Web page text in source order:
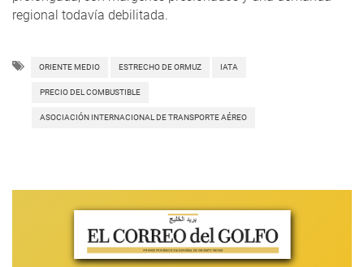
regional todavía debilitada.
ORIENTE MEDIO ESTRECHO DE ORMUZ IATA
PRECIO DEL COMBUSTIBLE
ASOCIACIÓN INTERNACIONAL DE TRANSPORTE AÉREO